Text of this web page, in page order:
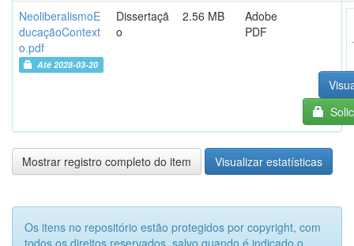
NeoliberalismoE
ducaçãoContext
o.pdf
Até 2028-03-20
Dissertaçã
o
2.56 MB
Adobe
PDF
Mostrar registro completo do item Visualizar estatísticas
Os itens no repositório estão protegidos por copyright, com
todos os direitos reservados, salvo quando é indicado o